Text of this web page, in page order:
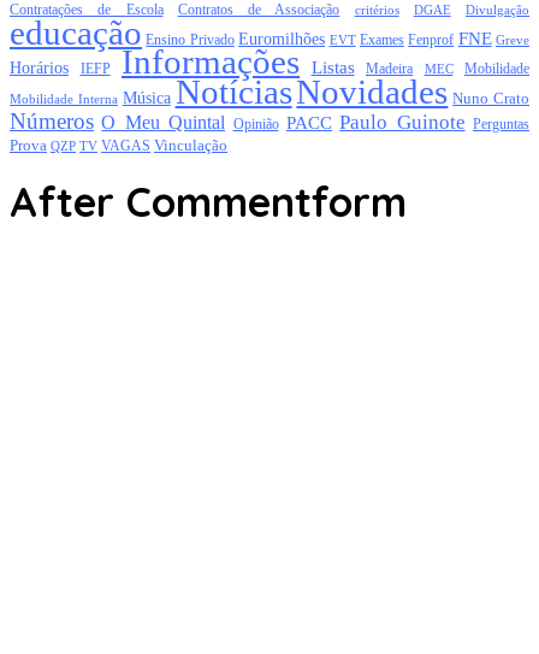
Contratações de Escola Contratos de Associação critérios DGAE Divulgação
educação Ensino Privado Euromilhões EVT Exames Fenprof FNE Greve
Horários IEFP Informações Listas Madeira MEC Mobilidade
Mobilidade Interna Música NotíciasNovidades Nuno Crato
Números O Meu Quintal Opinião PACC Paulo Guinote Perguntas
Prova QZP TV VAGAS Vinculação
After Commentform